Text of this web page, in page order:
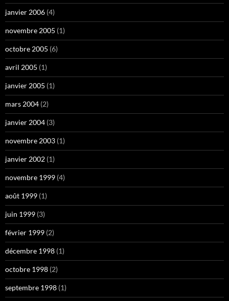
janvier 2006 (4)
novembre 2005 (1)
octobre 2005 (6)
avril 2005 (1)
janvier 2005 (1)
mars 2004 (2)
janvier 2004 (3)
novembre 2003 (1)
janvier 2002 (1)
novembre 1999 (4)
août 1999 (1)
juin 1999 (3)
février 1999 (2)
décembre 1998 (1)
octobre 1998 (2)
septembre 1998 (1)